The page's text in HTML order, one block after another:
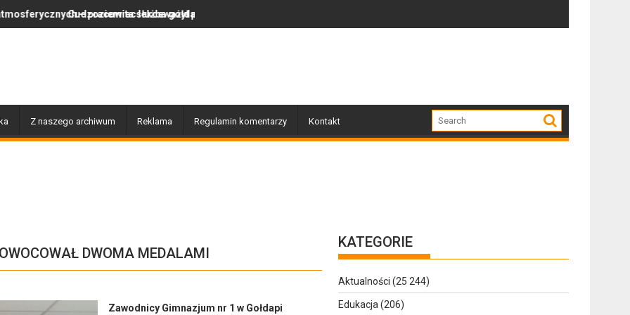
służba gołdapskich strażaków
lekceważył polskie prawo, więc wrócił do swojego kraju
Z naszego archiwum Reklama Regulamin komentarzy Kontakt
DWOMA MEDALAMI
Zawodnicy Gimnazjum nr 1 w Gołdapi
KATEGORIE
Aktualności (25 244)
Edukacja (206)